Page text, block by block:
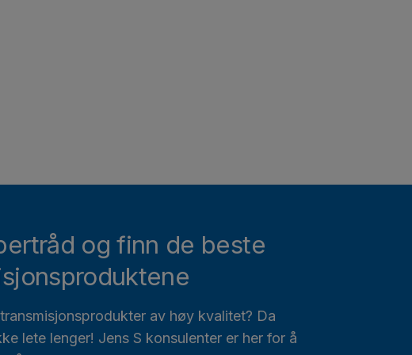
og finn de beste
av høy kvalitet? Da
lete lenger! Jens S konsulenter er her for å